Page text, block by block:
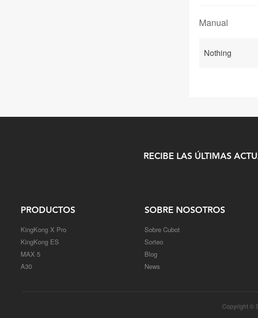
Manual
Nothing
RECIBE LAS ÚLTIMAS
PRODUCTOS
KingKong X Pro
KingKong ES
MAX 5
A30
SOBRE NOSOTROS
Sobre Cubot
Sorteo
Blog
News
Copyright ©